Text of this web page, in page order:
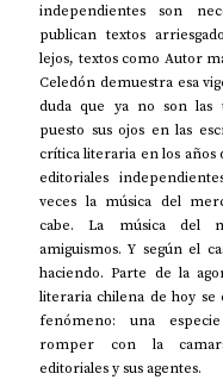
independientes son
publican textos
lejos, textos como Autor
Celedón demuestra esa
duda que ya no son las
puesto sus ojos en las
crítica literaria en los años
editoriales
veces la música del
cabe. La música del
amiguismos. Y según el
haciendo. Parte de la
literaria chilena de hoy se
fenómeno: una
romper con la
editoriales y sus agentes.